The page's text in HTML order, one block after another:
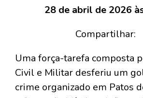
28 de abril de 2026
Compartilhar:
Uma força-tarefa composta
Civil e Militar desferiu um
crime organizado em Patos